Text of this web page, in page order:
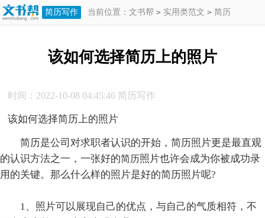
简历写作 当前位置： 文书帮 > 实用类范文 > 简历
该如何选择简历上的照片
时间：2022-10-08 04:45:46 简历写作
该如何选择简历上的照片
简历是公司对求职者认识的开始，简历照片更是最直观
的认识方法之一，一张好的简历照片也许会成为你被成功录
用的关键。那么什么样的照片是好的简历照片呢?
1、照片可以展现自己的优点，与自己的气质相符，不